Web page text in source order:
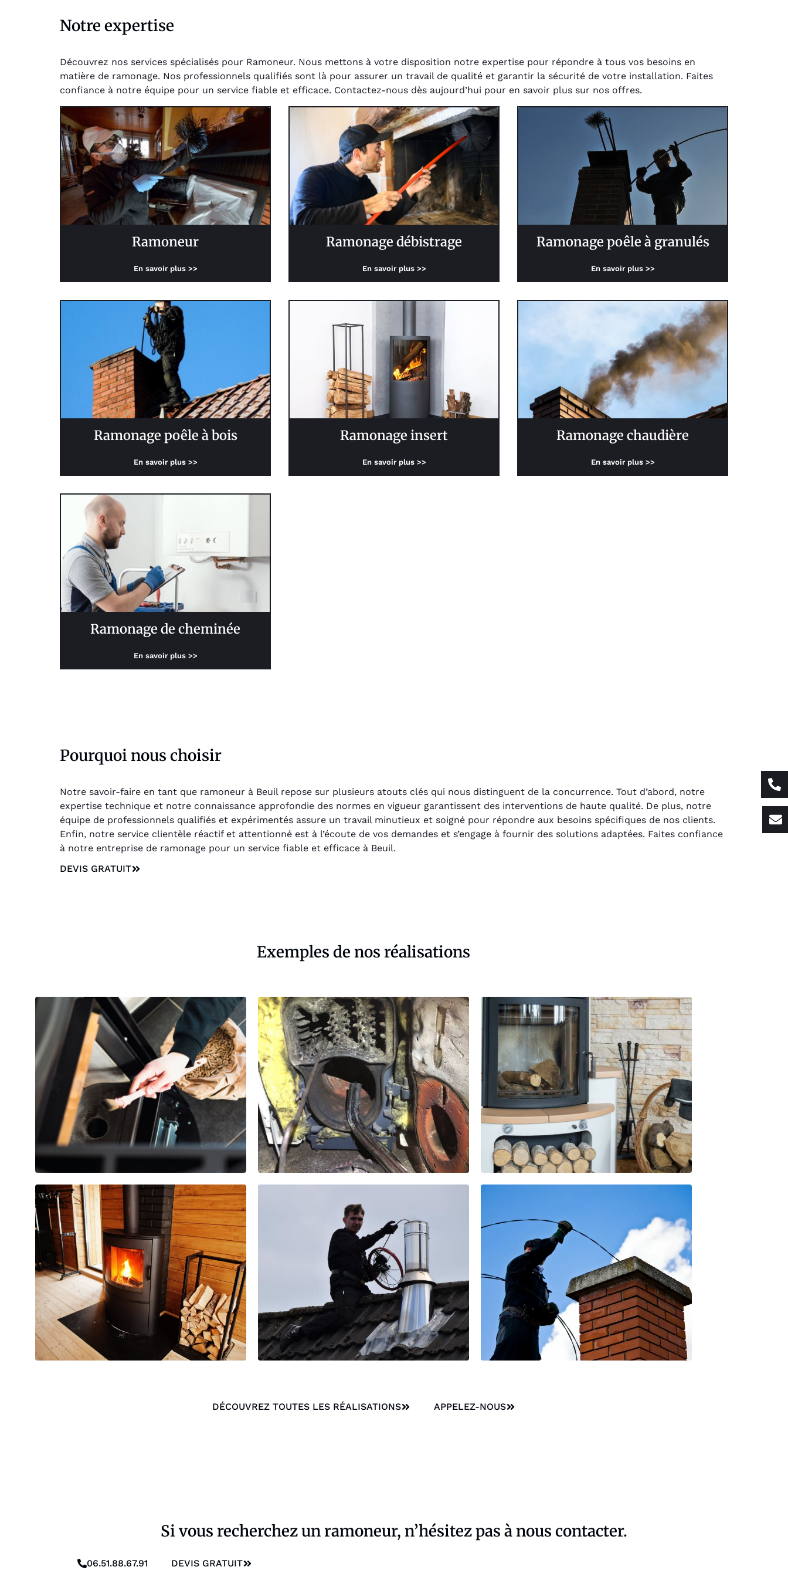
Notre expertise
Découvrez nos services spécialisés pour Ramoneur. Nous mettons à votre disposition notre expertise pour répondre à tous vos besoins en
matière de ramonage. Nos professionnels qualifiés sont là pour assurer un travail de qualité et garantir la sécurité de votre installation. Faites
confiance à notre équipe pour un service fiable et efficace. Contactez-nous dès aujourd’hui pour en savoir plus sur nos offres.
Ramoneur
En savoir plus >>
Ramonage débistrage
En savoir plus >>
Ramonage poêle à granulés
En savoir plus >>
Ramonage poêle à bois
En savoir plus >>
Ramonage insert
En savoir plus >>
Ramonage chaudière
En savoir plus >>
Ramonage de cheminée
En savoir plus >>
Pourquoi nous choisir
Notre savoir-faire en tant que ramoneur à Beuil repose sur plusieurs atouts clés qui nous distinguent de la concurrence. Tout d’abord, notre
expertise technique et notre connaissance approfondie des normes en vigueur garantissent des interventions de haute qualité. De plus, notre
équipe de professionnels qualifiés et expérimentés assure un travail minutieux et soigné pour répondre aux besoins spécifiques de nos clients.
Enfin, notre service clientèle réactif et attentionné est à l’écoute de vos demandes et s’engage à fournir des solutions adaptées. Faites confiance
à notre entreprise de ramonage pour un service fiable et efficace à Beuil.
DEVIS GRATUIT
Exemples de nos réalisations
DÉCOUVREZ TOUTES LES RÉALISATIONS APPELEZ-NOUS
Si vous recherchez un ramoneur, n’hésitez pas à nous contacter.
06.51.88.67.91 DEVIS GRATUIT